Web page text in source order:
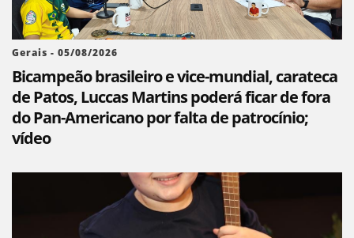
Gerais - 05/08/2026
Bicampeão brasileiro e vice-mundial, carateca
de Patos, Luccas Martins poderá ficar de fora
do Pan-Americano por falta de patrocínio;
vídeo